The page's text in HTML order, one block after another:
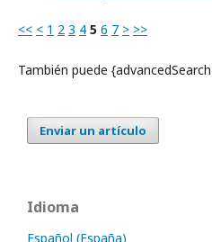
<< < 1 2 3 4 5 6 7 > >>
También puede
Enviar un artículo
Idioma
Español (España)